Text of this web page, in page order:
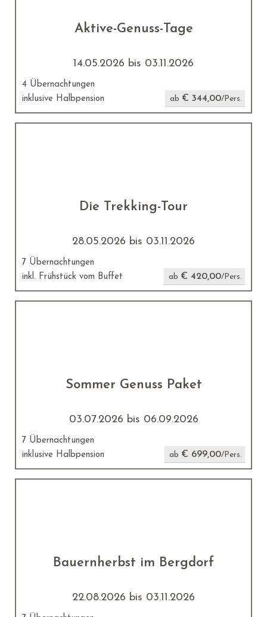
Aktive-Genuss-Tage
14.05.2026 bis 03.11.2026
4 Übernachtungen
inklusive Halbpension
ab € 344,00/Pers.
Die Trekking-Tour
28.05.2026 bis 03.11.2026
7 Übernachtungen
inkl. Frühstück vom Buffet
ab € 420,00/Pers.
Sommer Genuss Paket
03.07.2026 bis 06.09.2026
7 Übernachtungen
inklusive Halbpension
ab € 699,00/Pers.
Bauernherbst im Bergdorf
22.08.2026 bis 03.11.2026